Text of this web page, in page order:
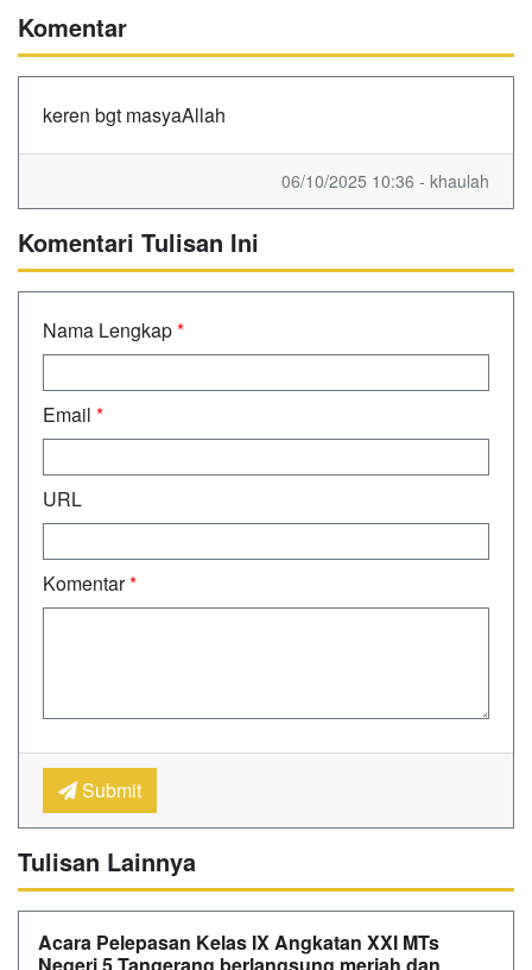
Komentar
keren bgt masyaAllah
06/10/2025 10:36 - khaulah
Komentari Tulisan Ini
Nama Lengkap*
Email *
URL
Komentar*
Submit
Tulisan Lainnya
Acara Pelepasan Kelas IX Angkatan XXI MTs